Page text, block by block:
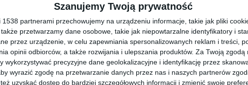
Szanujemy Twoją prywatność
1538 partnerami przechowujemy na urządzeniu informacje, takie jak pliki
przetwarzamy dane osobowe, takie jak niepowtarzalne identyfikatory i
przez urządzenie, w celu zapewniania spersonalizowanych reklam i treści,
opinii odbiorców, a także rozwijania i ulepszania produktów. Za Twoją zgodą
wykorzystywać precyzyjne dane geolokalizacyjne i identyfikację przez
wyrazić zgodę na przetwarzanie danych przez nas i naszych partnerów
uzyskać dostęp do bardziej szczegółowych informacji i zmienić swoje